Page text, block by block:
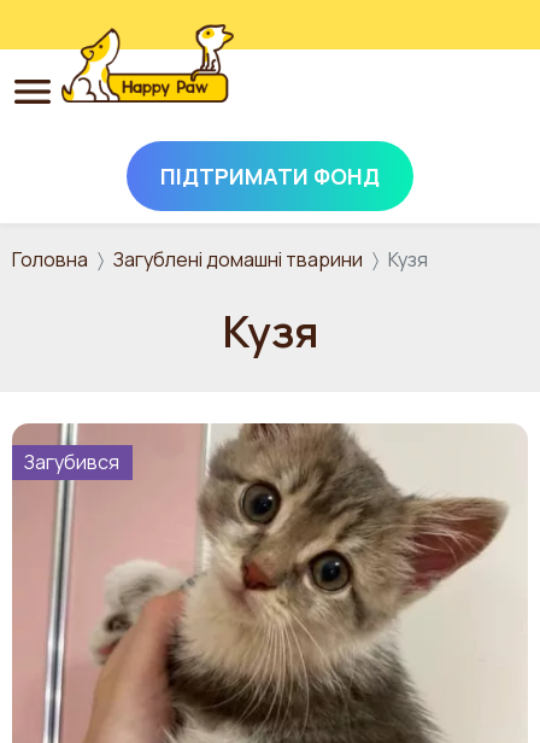
Перейти до основного вмісту
ПІДТРИМАТИ ФОНД
Головна Загублені домашні тварини Кузя
Кузя
Загубився